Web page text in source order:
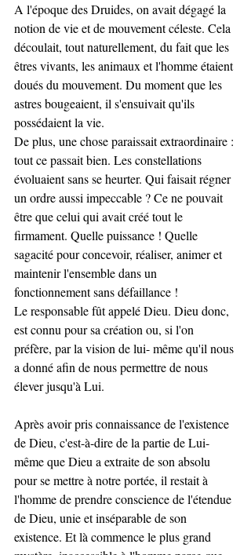
A l'époque des Druides, on avait dégagé la
notion de vie et de mouvement céleste. Cela
découlait, tout naturellement, du fait que les
êtres vivants, les animaux et l'homme étaient
doués du mouvement. Du moment que les
astres bougeaient, il s'ensuivait qu'ils
possédaient la vie.
De plus, une chose paraissait extraordinaire :
tout ce passait bien. Les constellations
évoluaient sans se heurter. Qui faisait régner
un ordre aussi impeccable ? Ce ne pouvait
être que celui qui avait créé tout le
firmament. Quelle puissance ! Quelle
sagacité pour concevoir, réaliser, animer et
maintenir l'ensemble dans un
fonctionnement sans défaillance !
Le responsable fût appelé Dieu. Dieu donc,
est connu pour sa création ou, si l'on
préfère, par la vision de lui- même qu'il nous
a donné afin de nous permettre de nous
élever jusqu'à Lui.
Après avoir pris connaissance de l'existence
de Dieu, c'est-à-dire de la partie de Lui-
même que Dieu a extraite de son absolu
pour se mettre à notre portée, il restait à
l'homme de prendre conscience de l'étendue
de Dieu, unie et inséparable de son
existence. Et là commence le plus grand